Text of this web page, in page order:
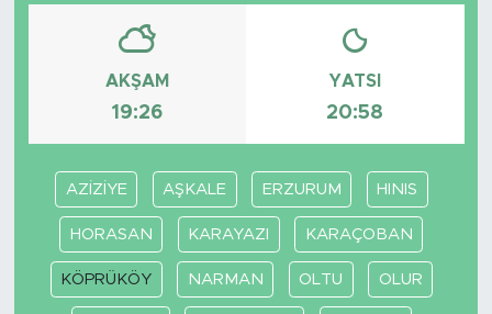
AKŞAM
19:26
YATSI
20:58
AZİZİYE AŞKALE ERZURUM HINIS
HORASAN KARAYAZI KARAÇOBAN
KÖPRÜKÖY NARMAN OLTU OLUR